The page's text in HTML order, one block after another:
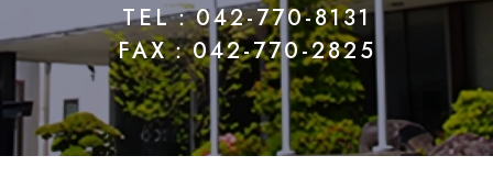
TEL：042-770-8131
FAX：042-770-2825